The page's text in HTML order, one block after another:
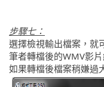
步驟七：
選擇檢視輸出檔案，就
筆者轉檔後的WMV影
如果轉檔後檔案稍嫌過